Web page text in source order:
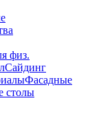
физ.
Сайдинг
Фасадные
столы